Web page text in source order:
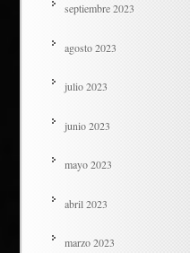
septiembre 2023
agosto 2023
julio 2023
junio 2023
mayo 2023
abril 2023
marzo 2023